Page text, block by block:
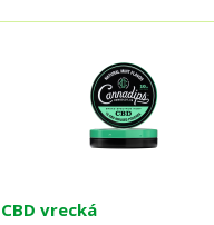
CBD vrecká